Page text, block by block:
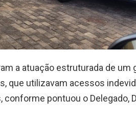
a atuação estruturada de um
que utilizavam acessos
conforme pontuou o Delegado,